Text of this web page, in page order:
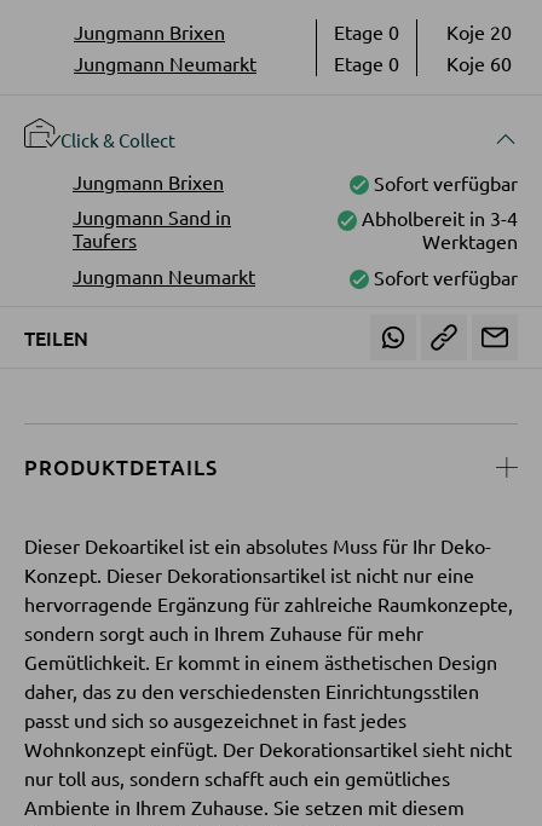
WOHNWÄNDE
Vitrinenschränke
TV-MÖBEL
TV-Elemente
Couchtische
Beistelltische
SESSEL
Polstersessel
Relaxsessel
Ohrensessel
Fernsehsessel
Jungmann Brixen Etage 0
Koje 20
Jungmann Neumarkt
Etage 0 Koje 60
Click & Collect
Jungmann Brixen
Sofort verfügbar
Jungmann Sand in
Taufers
Abholbereit in 3-4
Werktagen
Jungmann Neumarkt
Sofort verfügbar
TEILEN
PRODUKTDETAILS
Dieser Dekoartikel ist ein absolutes Muss für Ihr Deko-
Konzept. Dieser Dekorationsartikel ist nicht nur eine
hervorragende Ergänzung für zahlreiche Raumkonzepte,
sondern sorgt auch in Ihrem Zuhause für mehr
Gemütlichkeit. Er kommt in einem ästhetischen Design
daher, das zu den verschiedensten Einrichtungsstilen
passt und sich so ausgezeichnet in fast jedes
Wohnkonzept einfügt. Der Dekorationsartikel sieht nicht
nur toll aus, sondern schafft auch ein gemütliches
Ambiente in Ihrem Zuhause. Sie setzen mit diesem